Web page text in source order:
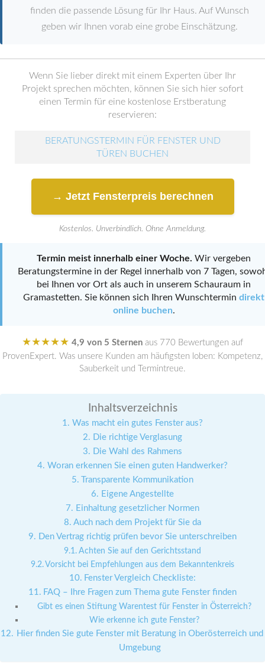
finden die passende Lösung für Ihr Haus. Auf Wunsch
geben wir Ihnen vorab eine grobe Einschätzung.
Wenn Sie lieber direkt mit einem Experten über Ihr
Projekt sprechen möchten, können Sie sich hier sofort
einen Termin für eine kostenlose Erstberatung
reservieren:
BERATUNGSTERMIN FÜR FENSTER UND
TÜREN BUCHEN
→ Jetzt Fensterpreis berechnen
Kostenlos. Unverbindlich. Ohne Anmeldung.
Termin meist innerhalb einer Woche. Wir vergeben
Beratungstermine in der Regel innerhalb von 7 Tagen,
bei Ihnen vor Ort als auch in unserem Schauraum in
Gramastetten. Sie können sich Ihren Wunschtermin direkt
online buchen.
★★★★★ 4,9 von 5 Sternen aus 770 Bewertungen auf
ProvenExpert. Was unsere Kunden am häufigsten loben: Kompetenz,
Sauberkeit und Termintreue.
Inhaltsverzeichnis
Was macht ein gutes Fenster aus?
Die richtige Verglasung
Die Wahl des Rahmens
Woran erkennen Sie einen guten Handwerker?
Transparente Kommunikation
Eigene Angestellte
Einhaltung gesetzlicher Normen
Auch nach dem Projekt für Sie da
Den Vertrag richtig prüfen bevor Sie unterschreiben
Achten Sie auf den Gerichtsstand
Vorsicht bei Empfehlungen aus dem Bekanntenkreis
Fenster Vergleich Checkliste:
FAQ – Ihre Fragen zum Thema gute Fenster finden
Gibt es einen Stiftung Warentest für Fenster in Österreich?
Wie erkenne ich gute Fenster?
Hier finden Sie gute Fenster mit Beratung in Oberösterreich und
Umgebung